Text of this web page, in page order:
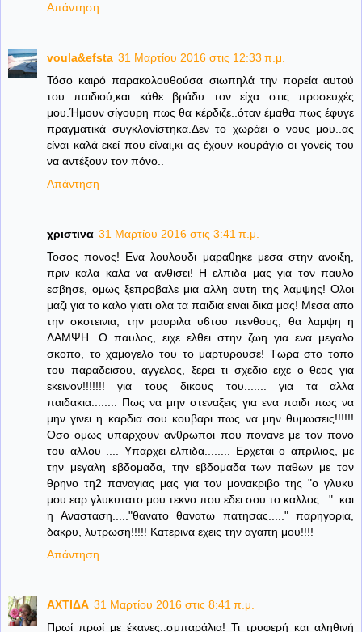
Απάντηση
voula&efsta 31 Μαρτίου 2016 στις 12:33 π.μ.
Τόσο καιρό παρακολουθούσα σιωπηλά την πορεία αυτού
του παιδιού,και κάθε βράδυ τον είχα στις προσευχές
μου.Ήμουν σίγουρη πως θα κέρδιζε..όταν έμαθα πως έφυγε
πραγματικά συγκλονίστηκα.Δεν το χωράει ο νους μου..ας
είναι καλά εκεί που είναι,κι ας έχουν κουράγιο οι γονείς του
να αντέξουν τον πόνο..
Απάντηση
χριστινα 31 Μαρτίου 2016 στις 3:41 π.μ.
Τοσος πονος! Ενα λουλουδι μαραθηκε μεσα στην ανοιξη,
πριν καλα καλα να ανθισει! Η ελπιδα μας για τον παυλο
εσβησε, ομως ξεπροβαλε μια αλλη αυτη της λαμψης! Ολοι
μαζι για το καλο γιατι ολα τα παιδια ειναι δικα μας! Μεσα απο
την σκοτεινια, την μαυριλα υ6του πενθους, θα λαμψη η
ΛΑΜΨΗ. Ο παυλος, ειχε ελθει στην ζωη για ενα μεγαλο
σκοπο, το χαμογελο του το μαρτυρουσε! Τωρα στο τοπο
του παραδεισου, αγγελος, ξερει τι σχεδιο ειχε ο θεος για
εκεινον!!!!!!! για τους δικους του....... για τα αλλα
παιδακια........ Πως να μην στεναξεις για ενα παιδι πως να
μην γινει η καρδια σου κουβαρι πως να μην θυμωσεις!!!!!!
Οσο ομως υπαρχουν ανθρωποι που πονανε με τον πονο
του αλλου .... Υπαρχει ελπιδα........ Ερχεται ο απριλιος, με
την μεγαλη εβδομαδα, την εβδομαδα των παθων με τον
θρηνο τη2 παναγιας μας για τον μονακριβο της "ο γλυκυ
μου εαρ γλυκυτατο μου τεκνο που εδει σου το καλλος...". και
η Ανασταση....."θανατο θανατω πατησας....." παρηγορια,
δακρυ, λυτρωση!!!!! Κατερινα εχεις την αγαπη μου!!!!
Απάντηση
ΑΧΤΙΔΑ 31 Μαρτίου 2016 στις 8:41 π.μ.
Πρωί πρωί με έκανες..σμπαράλια! Τι τρυφερή και αληθινή